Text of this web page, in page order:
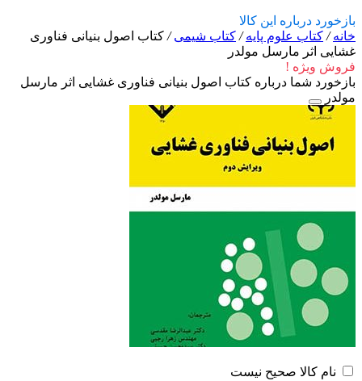
بازخورد درباره این کالا
خانه/ کتاب علوم پایه/ کتاب شیمی/ کتاب اصول بنیانی فناوری
غشایی اثر مارسل مولدر
فروش ویژه !
بازخورد شما درباره کتاب اصول بنیانی فناوری غشایی اثر مارسل
مولدر
نام کالا صحیح نیست